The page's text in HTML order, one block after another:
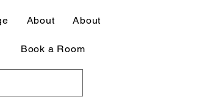
About About
Book a Room